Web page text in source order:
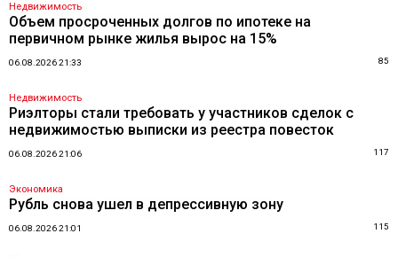
Недвижимость
Объем просроченных долгов по ипотеке на
первичном рынке жилья вырос на 15%
06.08.2026 21:33 85
Недвижимость
Риэлторы стали требовать у участников сделок с
недвижимостью выписки из реестра повесток
06.08.2026 21:06 117
Экономика
Рубль снова ушел в депрессивную зону
06.08.2026 21:01 115